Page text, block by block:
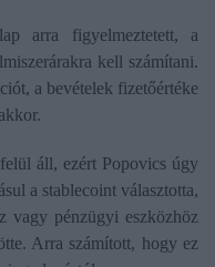
arra figyelmeztetett, a
kell számítani.
a bevételek fizetőértéke
áll, ezért Popovics úgy
a stablecoint választotta,
vagy pénzügyi eszközhöz
Arra számított, hogy ez